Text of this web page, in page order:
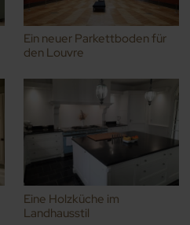
Ein neuer Parkettboden für
den Louvre
Eine Holzküche im
Landhausstil